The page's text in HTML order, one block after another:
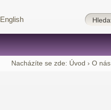
English
Nacházíte se zde: Úvod › O nás